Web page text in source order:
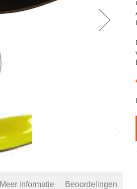
Meer informatie Beoordelingen